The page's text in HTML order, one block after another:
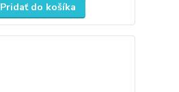
Pridať do košíka